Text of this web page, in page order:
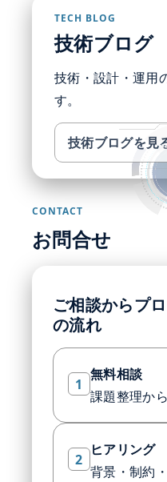
TECH BLOG
技術ブログ
技術・設計・運用
す。
技術ブログを見
CONTACT
お問合せ
ご相談からプ
の流れ
1
無料相談
課題整理か
2
ヒアリング
背景・制約